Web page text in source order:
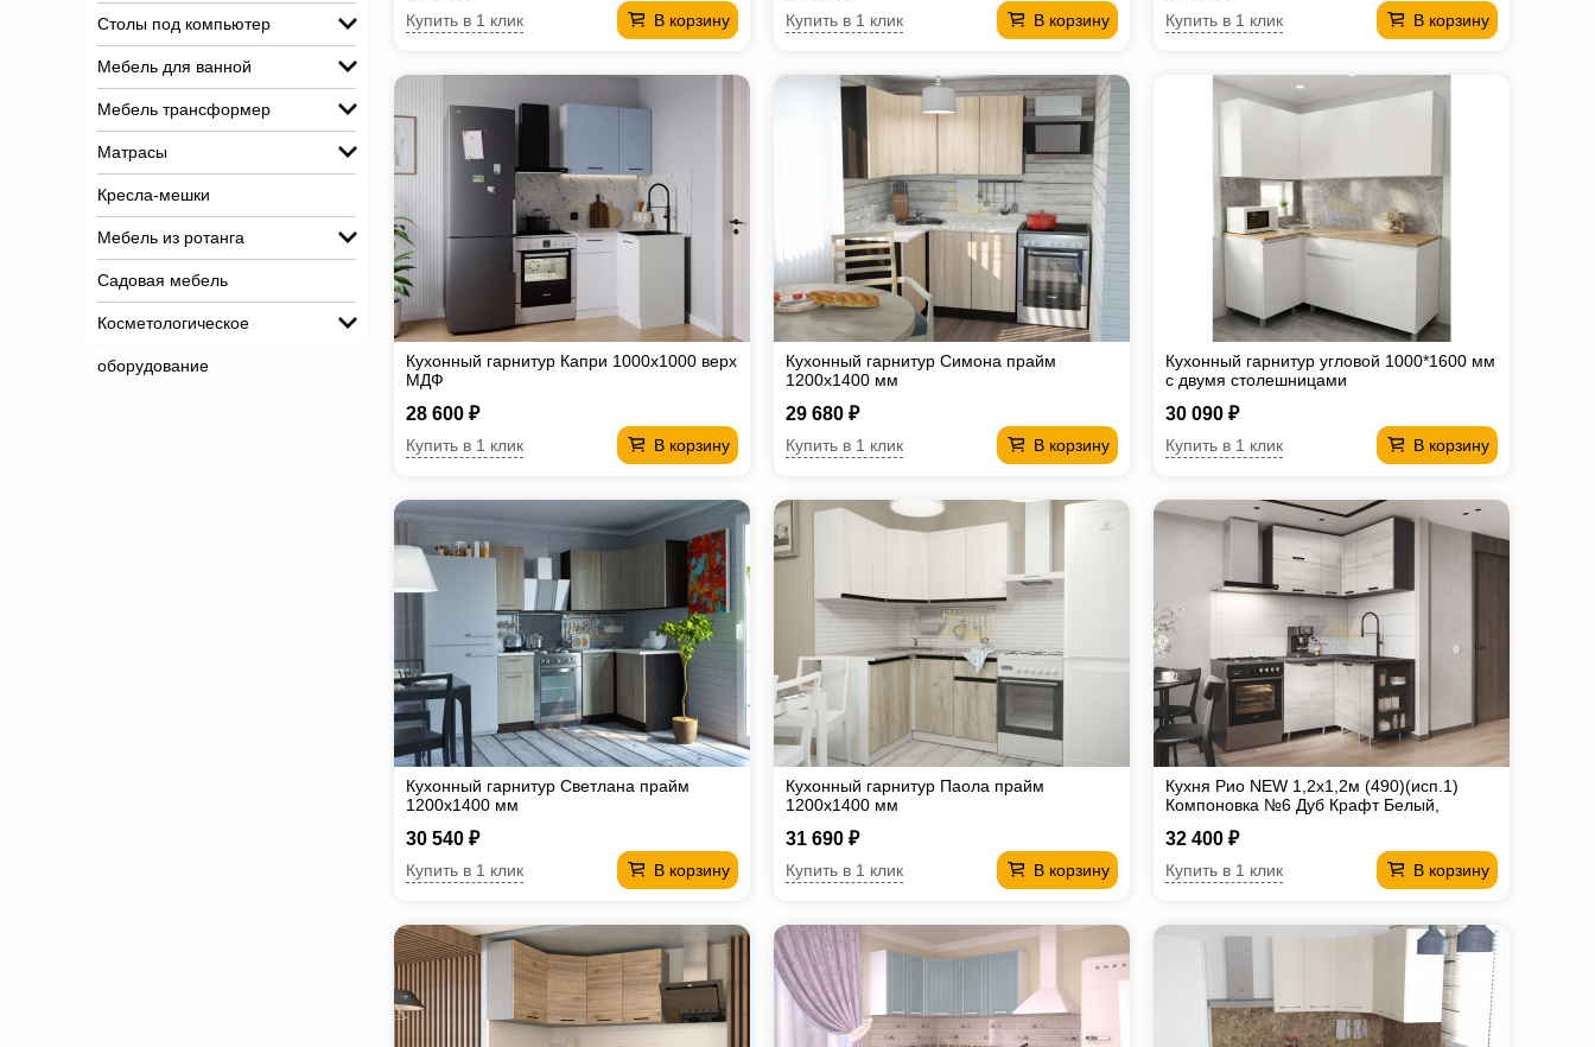
Столы под компьютер
Мебель для ванной
Мебель трансформер
Матрасы
Кресла-мешки
Мебель из ротанга
Садовая мебель
Косметологическое
оборудование
В корзину
Купить в 1 клик В корзину
Купить в 1 клик В корзину
Купить в 1 клик
Кухонный гарнитур Капри 1000х1000 верх
МДФ
28 600 ₽
В корзину
Купить в 1 клик
Кухонный гарнитур Симона прайм
1200х1400 мм
29 680 ₽
В корзину
Купить в 1 клик
Кухонный гарнитур угловой 1000*1600 мм
с двумя столешницами
30 090 ₽
В корзину
Купить в 1 клик
Кухонный гарнитур Светлана прайм
1200х1400 мм
30 540 ₽
В корзину
Купить в 1 клик
Кухонный гарнитур Паола прайм
1200х1400 мм
31 690 ₽
В корзину
Купить в 1 клик
Кухня Рио NEW 1,2х1,2м (490)(исп.1)
Компоновка №6 Дуб Крафт Белый,
32 400 ₽
В корзину
Купить в 1 клик